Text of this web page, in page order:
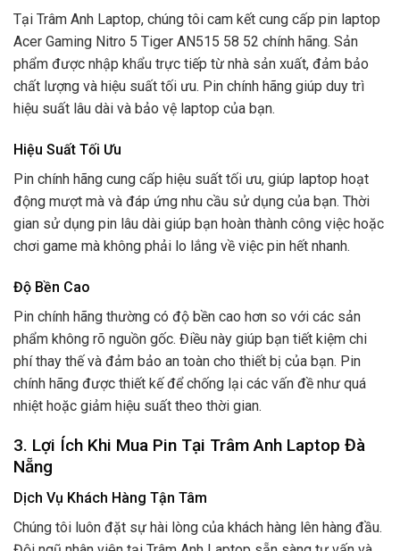
Tại Trâm Anh Laptop, chúng tôi cam kết cung cấp pin laptop
Acer Gaming Nitro 5 Tiger AN515 58 52 chính hãng. Sản
phẩm được nhập khẩu trực tiếp từ nhà sản xuất, đảm bảo
chất lượng và hiệu suất tối ưu. Pin chính hãng giúp duy trì
hiệu suất lâu dài và bảo vệ laptop của bạn.
Hiệu Suất Tối Ưu
Pin chính hãng cung cấp hiệu suất tối ưu, giúp laptop hoạt
động mượt mà và đáp ứng nhu cầu sử dụng của bạn. Thời
gian sử dụng pin lâu dài giúp bạn hoàn thành công việc hoặc
chơi game mà không phải lo lắng về việc pin hết nhanh.
Độ Bền Cao
Pin chính hãng thường có độ bền cao hơn so với các sản
phẩm không rõ nguồn gốc. Điều này giúp bạn tiết kiệm chi
phí thay thế và đảm bảo an toàn cho thiết bị của bạn. Pin
chính hãng được thiết kế để chống lại các vấn đề như quá
nhiệt hoặc giảm hiệu suất theo thời gian.
3. Lợi Ích Khi Mua Pin Tại Trâm Anh Laptop Đà
Nẵng
Dịch Vụ Khách Hàng Tận Tâm
Chúng tôi luôn đặt sự hài lòng của khách hàng lên hàng đầu.